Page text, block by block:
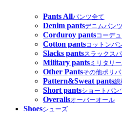
Pants Allパンツ全て
Denim pantsデニムパンツ
Corduroy pantsコーデ
Cotton pantsコットンパ
Slacks pantsスラックス
Military pants ミリタリ
Other Pantsその他ポリ
Pattern&Sweat pants総
Short pantsショートパン
Overallsオーバーオール
Shoesシューズ